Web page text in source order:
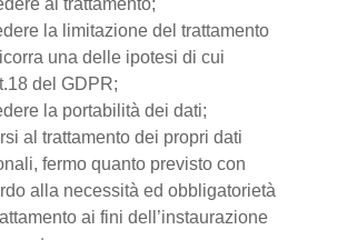
al trattamento;
la limitazione del trattamento
una delle ipotesi di cui
del GDPR;
la portabilità dei dati;
al trattamento dei propri dati
fermo quanto previsto con
alla necessità ed obbligatorietà
ai fini dell’instaurazione